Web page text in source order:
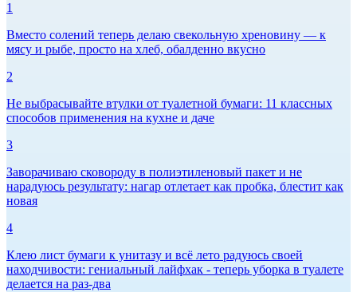
1
Вместо солений теперь делаю свекольную хреновину — к
мясу и рыбе, просто на хлеб, обалденно вкусно
2
Не выбрасывайте втулки от туалетной бумаги: 11 классных
способов применения на кухне и даче
3
Заворачиваю сковороду в полиэтиленовый пакет и не
нарадуюсь результату: нагар отлетает как пробка, блестит как
новая
4
Клею лист бумаги к унитазу и всё лето радуюсь своей
находчивости: гениальный лайфхак - теперь уборка в туалете
делается на раз-два